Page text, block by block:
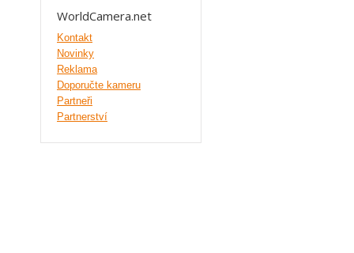
WorldCamera.net
Kontakt
Novinky
Reklama
Doporučte kameru
Partneři
Partnerství